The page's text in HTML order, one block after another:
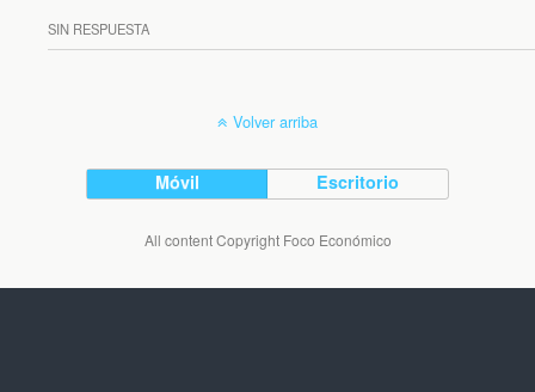
SIN RESPUESTA
Volver arriba
Móvil Escritorio
All content Copyright Foco Económico